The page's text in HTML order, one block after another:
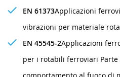
EN 61373Applicazioni
vibrazioni per materiale
EN 45545-2Applicazioni
per i rotabili ferroviari
comportamento al fuoco di